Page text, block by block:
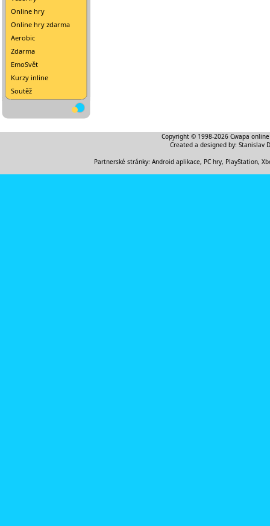
Online hry
Online hry zdarma
Aerobic
Zdarma
EmoSvět
Kurzy inline
Soutěž
Copyright © 1998-2026 Cwapa
Created a designed by: Stanislav
Partnerské stránky: Android aplikace, PC hry, PlayStation,